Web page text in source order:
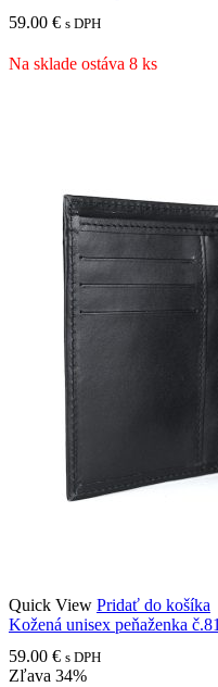
59.00 € s DPH
Na sklade ostáva 8 ks
Quick View Pridať do košíka
Kožená unisex peňaženka
59.00 € s DPH
Zľava 34%